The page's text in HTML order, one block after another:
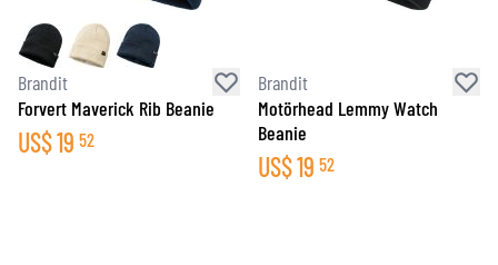
Brandit
Forvert Maverick Rib Beanie
US$19 52
Brandit
Motörhead Lemmy Watch
Beanie
US$19 52